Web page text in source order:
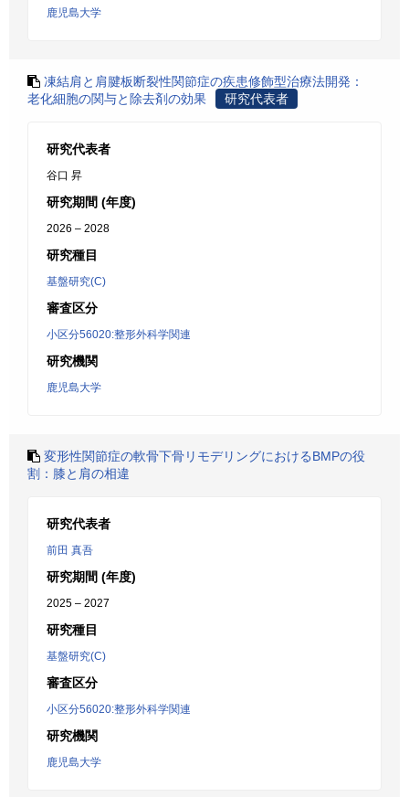
鹿児島大学
凍結肩と肩腱板断裂性関節症の疾患修飾型治療法開発：
老化細胞の関与と除去剤の効果
研究代表者
研究代表者
谷口 昇
研究期間 (年度)
2026 – 2028
研究種目
基盤研究(C)
審査区分
小区分56020:整形外科学関連
研究機関
鹿児島大学
変形性関節症の軟骨下骨リモデリングにおけるBMPの役
割：膝と肩の相違
研究代表者
前田 真吾
研究期間 (年度)
2025 – 2027
研究種目
基盤研究(C)
審査区分
小区分56020:整形外科学関連
研究機関
鹿児島大学